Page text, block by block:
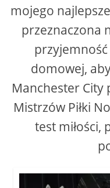
mojego
przeznaczona
domowej,
Manchester City
Mistrzów Piłki
test miłości,